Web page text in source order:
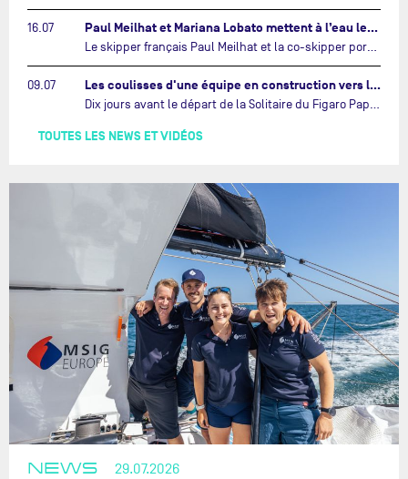
16.07 Paul Meilhat et Mariana Lobato mettent à l’eau leur bateau et lancent leur nouvelle campagne « United by the Ocean »…
Le skipper français Paul Meilhat et la co-skipper portugaise Mariana Lobato mettent à l’eau aujourd’hui à Lorient leur IMOCA à bord duquel ils participeront à The Ocean Race Atlantic (septembre 2026) puis à The Ocean Race, le tour du monde en équipage (janvier 2027).…
09.07 Les coulisses d'une équipe en construction vers le Vendée Globe…
Dix jours avant le départ de la Solitaire du Figaro Paprec, enjeu sportif majeur de la saison du Team Paprec, en plein chantier du futur IMOCA Paprec, l’équipe a dû s’adapter au forfait de Yoann Richomme pour blessure.…
TOUTES LES NEWS ET VIDÉOS
NEWS 29.07.2026